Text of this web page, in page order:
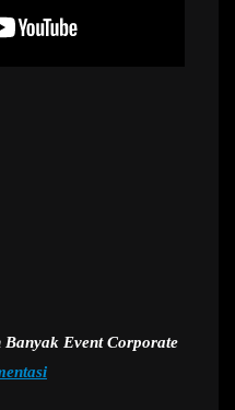
Event Corporate